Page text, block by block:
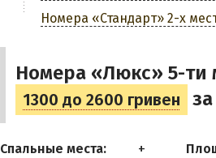
Номера «Стандарт» 2-х
Номера «Люкс» 5-ти
1300 до 2600 гривен
Спальные места: